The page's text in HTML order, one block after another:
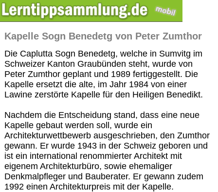
Kapelle Sogn Benedetg von Peter Zumthor
Die Caplutta Sogn Benedetg, welche in Sumvitg im
Schweizer Kanton Graubünden steht, wurde von
Peter Zumthor geplant und 1989 fertiggestellt. Die
Kapelle ersetzt die alte, im Jahr 1984 von einer
Lawine zerstörte Kapelle für den Heiligen Benedikt.
Nachdem die Entscheidung stand, dass eine neue
Kapelle gebaut werden soll, wurde ein
Architekturwettbewerb ausgeschrieben, den Zumthor
gewann. Er wurde 1943 in der Schweiz geboren und
ist ein international renommierter Architekt mit
eigenem Architekturbüro, sowie ehemaliger
Denkmalpfleger und Bauberater. Er gewann zudem
1992 einen Architekturpreis mit der Kapelle.